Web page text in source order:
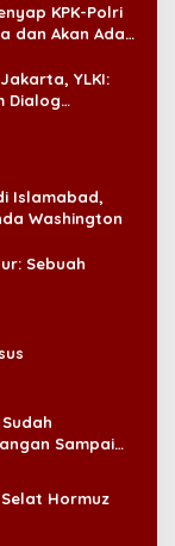
KPK-Polri
dan Akan Ada
YLKI:
Dialog
Islamabad,
Washington
Sebuah
Sampai
Hormuz